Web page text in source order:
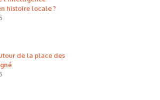
histoire locale ?
de la place des